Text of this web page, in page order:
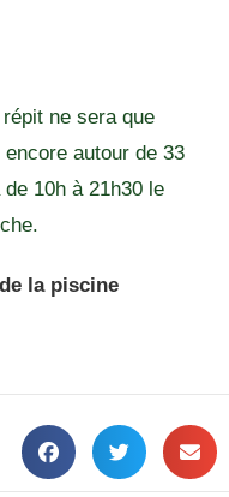
ne sera que
autour de 33
10h à 21h30 le
la piscine